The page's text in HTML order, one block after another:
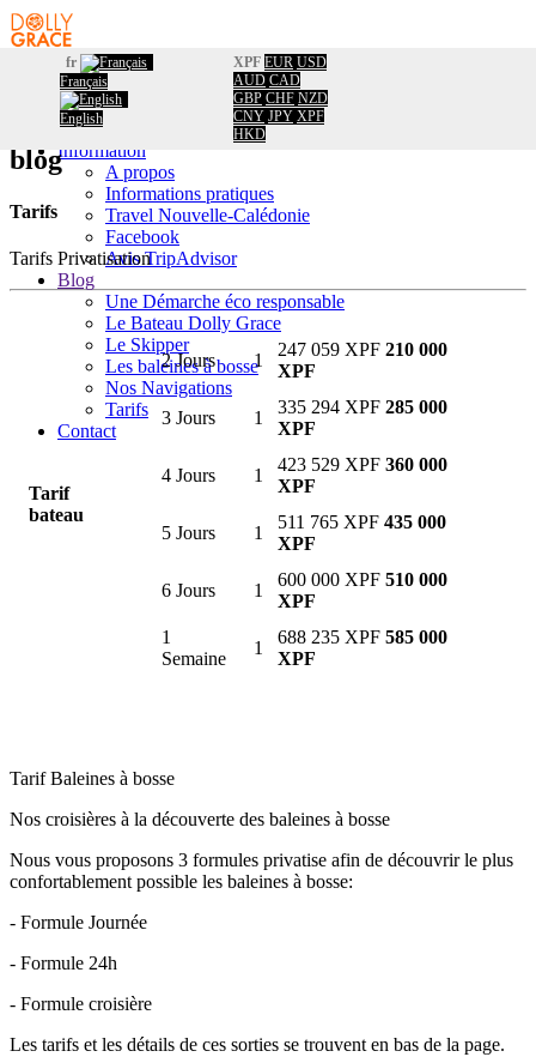
fr
Français
English
XPF EUR USD
AUD CAD
GBP CHF NZD
CNY JPY XPF
HKD
Accueil
Réservation
Calendrier
Information
A propos
Informations pratiques
Travel Nouvelle-Calédonie
Facebook
Avis TripAdvisor
Blog
Une Démarche éco responsable
Le Bateau Dolly Grace
Le Skipper
Les baleines à bosse
Nos Navigations
Tarifs
Contact
Accueil/
Tarifs
blog
Tarifs
Tarifs Privatisation
Tarif
bateau
2 Jours 1
247 059 XPF 210 000
XPF
3 Jours 1
335 294 XPF 285 000
XPF
4 Jours 1
423 529 XPF 360 000
XPF
5 Jours 1
511 765 XPF 435 000
XPF
6 Jours 1
600 000 XPF 510 000
XPF
1
Semaine
1
688 235 XPF 585 000
XPF
Tarif Baleines à bosse
Nos croisières à la découverte des baleines à bosse
Nous vous proposons 3 formules privatise afin de découvrir le plus
confortablement possible les baleines à bosse:
- Formule Journée
- Formule 24h
- Formule croisière
Les tarifs et les détails de ces sorties se trouvent en bas de la page.